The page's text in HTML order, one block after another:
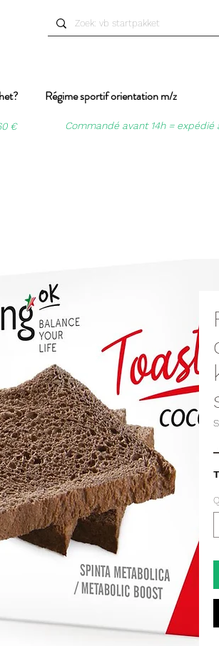
Régime sportif orientation m/z
€ Commandé avant 14h = expédié